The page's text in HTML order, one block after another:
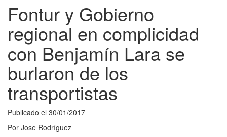
Fontur y Gobierno
regional en complicidad
con Benjamín Lara se
burlaron de los
transportistas
Publicado el 30/01/2017
Por Jose Rodríguez